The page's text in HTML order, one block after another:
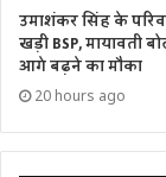
उमाशंकर सिंह के
खड़ी BSP, मायावती
आगे बढ़ने का मौका
20 hours ago